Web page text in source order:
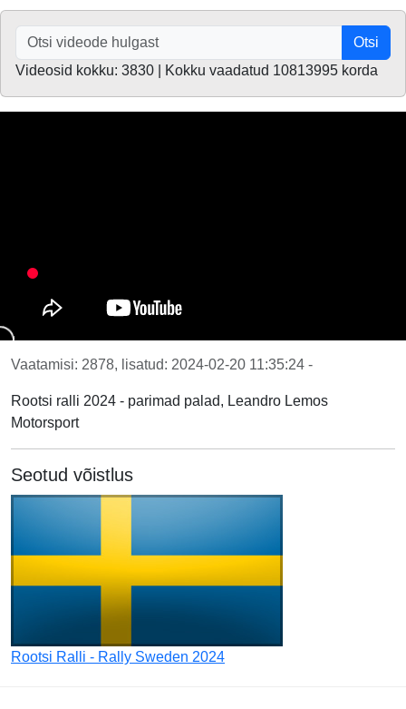
Otsi
Videosid kokku: 3830 | Kokku vaadatud 10813995 korda
Vaatamisi: 2878, lisatud: 2024-02-20 11:35:24 -
Rootsi ralli 2024 - parimad palad, Leandro Lemos
Motorsport
Seotud võistlus
Rootsi Ralli - Rally Sweden 2024